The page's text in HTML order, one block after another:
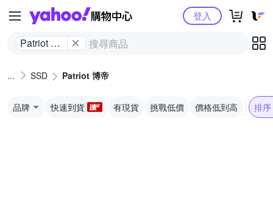
Yahoo購物中心
Patriot 博
登入
SSD Patriot 博帝
品牌 快速到貨 有現貨 挑戰低價 價格低到高 排序